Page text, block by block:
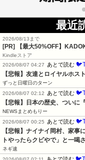
最近
2026/08/13まで
[PR] 【最大50%OFF】
Kindleストア
2026/08/07 04:27
あとで読む
【悲報】友達とロイヤルホス
ずっと日曜日のターン
2026/08/07 02:12
あとで読む
【悲報】日本の歴史、ついに
NEWSまとめもりー
2026/08/07 00:25
あとで読む
【悲報】ナイナイ岡村、家
トやったらクビやで」と一喝
ネギ速